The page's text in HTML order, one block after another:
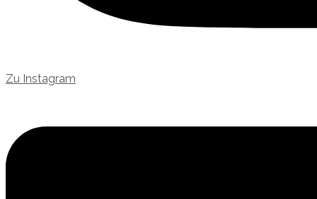
Zu Instagram